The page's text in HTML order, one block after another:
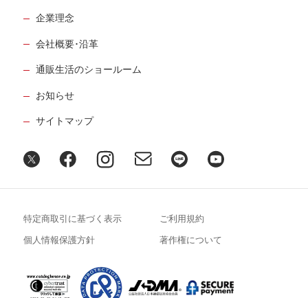
企業理念
会社概要･沿革
通販生活のショールーム
お知らせ
サイトマップ
特定商取引に基づく表示 ご利用規約
個人情報保護方針 著作権について